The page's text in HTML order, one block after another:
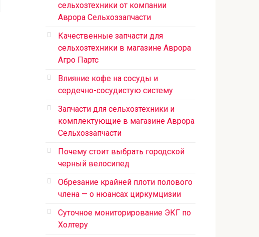
сельхозтехники от компании
Аврора Сельхоззапчасти
Качественные запчасти для
сельхозтехники в магазине Аврора
Агро Партс
Влияние кофе на сосуды и
сердечно-сосудистую систему
Запчасти для сельхозтехники и
комплектующие в магазине Аврора
Сельхоззапчасти
Почему стоит выбрать городской
черный велосипед
Обрезание крайней плоти полового
члена — о нюансах циркумцизии
Суточное мониторирование ЭКГ по
Холтеру